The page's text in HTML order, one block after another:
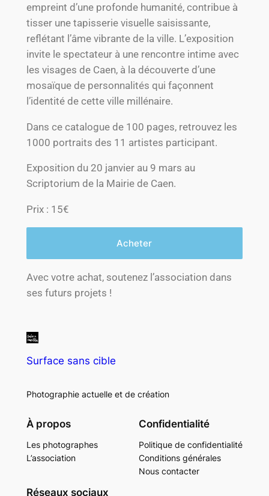
empreint d’une profonde humanité, contribue à
tisser une tapisserie visuelle saisissante,
reflétant l’âme vibrante de la ville. L’exposition
invite le spectateur à une rencontre intime avec
les visages de Caen, à la découverte d’une
mosaïque de personnalités qui façonnent
l’identité de cette ville millénaire.
Dans ce catalogue de 100 pages, retrouvez les
1000 portraits des 11 artistes participant.
Exposition du 20 janvier au 9 mars au
Scriptorium de la Mairie de Caen.
Prix : 15€
Acheter
Avec votre achat, soutenez l’association dans
ses futurs projets !
Surface sans cible
Photographie actuelle et de création
À propos
Les photographes
L’association
Confidentialité
Politique de confidentialité
Conditions générales
Nous contacter
Réseaux sociaux